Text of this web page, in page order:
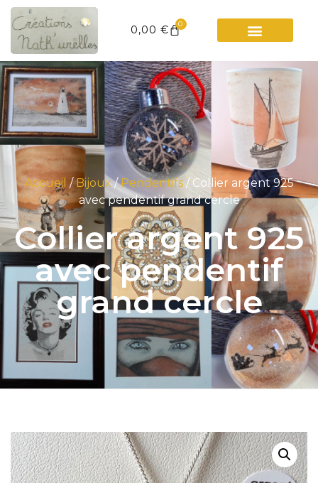
0,00 € 0
Accueil /Bijoux/Pendentifs/ Collier argent 925
avec pendentif grand cercle
Collier argent 925
avec pendentif
grand cercle